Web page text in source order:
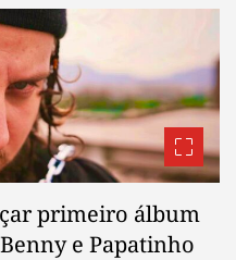
primeiro álbum
e Papatinho